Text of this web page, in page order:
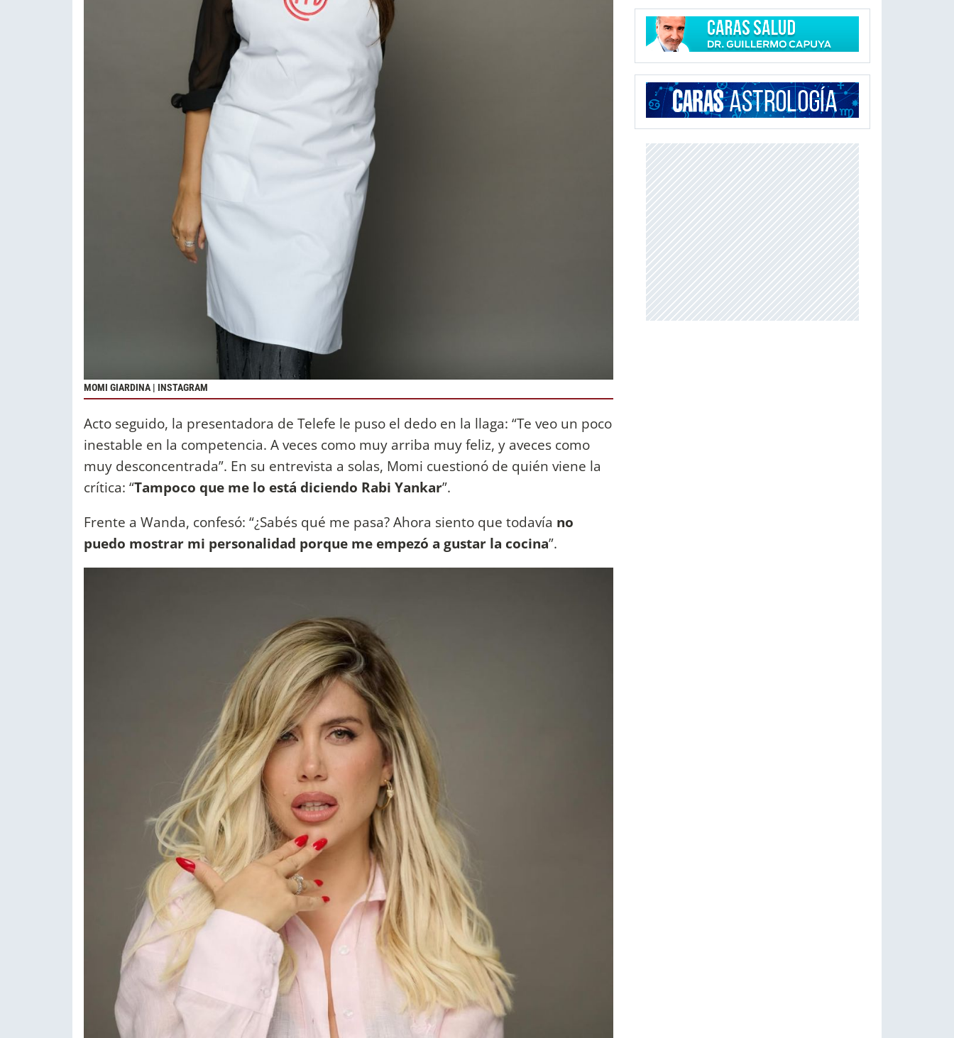
MOMI GIARDINA | INSTAGRAM
Acto seguido, la presentadora de Telefe le puso el dedo en la llaga: “Te veo un poco
inestable en la competencia. A veces como muy arriba muy feliz, y aveces como
muy desconcentrada”. En su entrevista a solas, Momi cuestionó de quién viene la
crítica: “Tampoco que me lo está diciendo Rabi Yankar”.
Frente a Wanda, confesó: “¿Sabés qué me pasa? Ahora siento que todavía no
puedo mostrar mi personalidad porque me empezó a gustar la cocina”.